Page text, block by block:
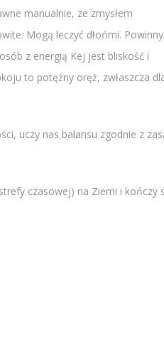
manualnie, ze zmysłem
Mogą leczyć dłońmi. Powinny
z energią Kej jest bliskość i
to potężny oręż, zwłaszcza
uczy nas balansu zgodnie z
czasowej) na Ziemi i kończy